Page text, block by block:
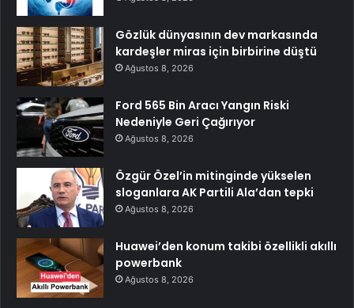
Gözlük dünyasının dev markasında
kardeşler miras için birbirine düştü
Ağustos 8, 2026
Ford 565 Bin Aracı Yangın Riski
Nedeniyle Geri Çağırıyor
Ağustos 8, 2026
Özgür Özel’in mitinginde yükselen
sloganlara AK Partili Ala’dan tepki
Ağustos 8, 2026
Huawei’den konum takibi özellikli akıllı
powerbank
Ağustos 8, 2026